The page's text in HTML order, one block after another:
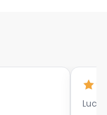
Luc